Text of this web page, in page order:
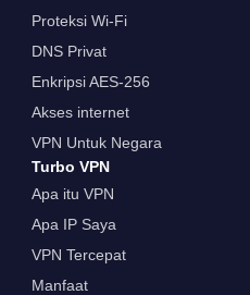
Proteksi Wi-Fi
DNS Privat
Enkripsi AES-256
Akses internet
VPN Untuk Negara
Turbo VPN
Apa itu VPN
Apa IP Saya
VPN Tercepat
Manfaat